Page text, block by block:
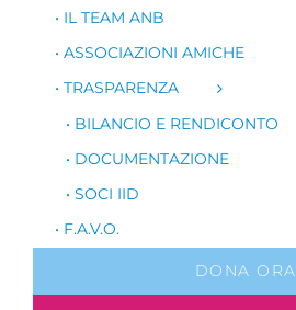
• IL TEAM ANB
• ASSOCIAZIONI AMICHE
• TRASPARENZA
• BILANCIO E RENDICONTO
• DOCUMENTAZIONE
• SOCI IID
• F.A.V.O.
DONA ORA